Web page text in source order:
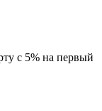
с 5% на первый